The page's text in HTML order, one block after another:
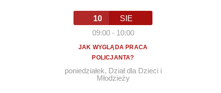
10
SIE
09:00- 10:00
JAK WYGLĄDA PRACA
POLICJANTA?
poniedziałek, Dział dla Dzieci i
Młodzieży